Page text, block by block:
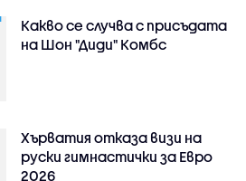
Какво се случва с присъдата
на Шон "Диди" Комбс
Хърватия отказа визи на
руски гимнастички за Евро
2026